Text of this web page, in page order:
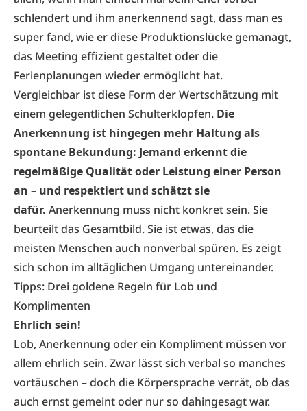
schlendert und ihm anerkennend sagt, dass man es
super fand, wie er diese Produktionslücke gemanagt,
das Meeting effizient gestaltet oder die
Ferienplanungen wieder ermöglicht hat.
Vergleichbar ist diese Form der Wertschätzung mit
einem gelegentlichen Schulterklopfen. Die
Anerkennung ist hingegen mehr Haltung als
spontane Bekundung: Jemand erkennt die
regelmäßige Qualität oder Leistung einer Person
an – und respektiert und schätzt sie
dafür. Anerkennung muss nicht konkret sein. Sie
beurteilt das Gesamtbild. Sie ist etwas, das die
meisten Menschen auch nonverbal spüren. Es zeigt
sich schon im alltäglichen Umgang untereinander.
Tipps: Drei goldene Regeln für Lob und
Komplimenten
Ehrlich sein!
Lob, Anerkennung oder ein Kompliment müssen vor
allem ehrlich sein. Zwar lässt sich verbal so manches
vortäuschen – doch die Körpersprache verrät, ob das
auch ernst gemeint oder nur so dahingesagt war.